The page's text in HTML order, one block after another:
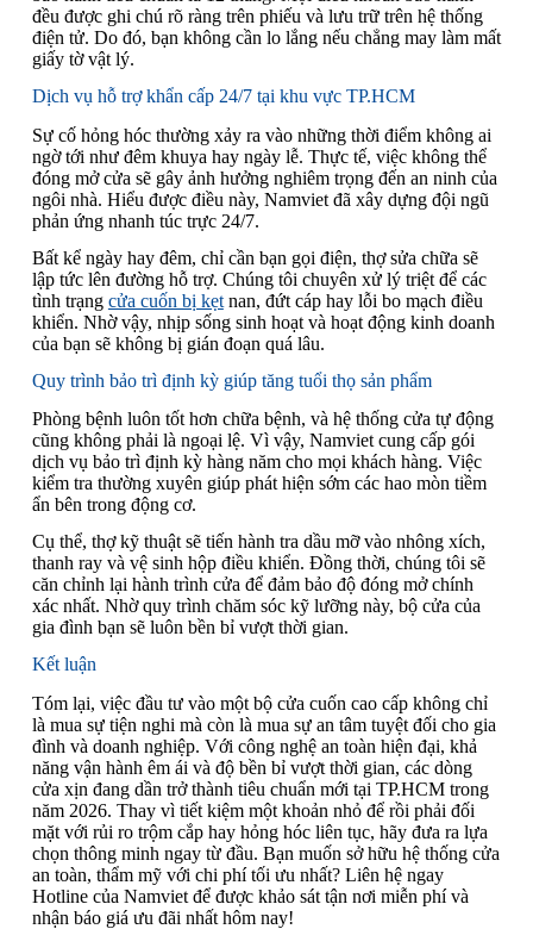
đều được ghi chú rõ ràng trên phiếu và lưu trữ trên hệ thống
điện tử. Do đó, bạn không cần lo lắng nếu chẳng may làm mất
giấy tờ vật lý.
Dịch vụ hỗ trợ khẩn cấp 24/7 tại khu vực TP.HCM
Sự cố hỏng hóc thường xảy ra vào những thời điểm không ai
ngờ tới như đêm khuya hay ngày lễ. Thực tế, việc không thể
đóng mở cửa sẽ gây ảnh hưởng nghiêm trọng đến an ninh của
ngôi nhà. Hiểu được điều này, Namviet đã xây dựng đội ngũ
phản ứng nhanh túc trực 24/7.
Bất kể ngày hay đêm, chỉ cần bạn gọi điện, thợ sửa chữa sẽ
lập tức lên đường hỗ trợ. Chúng tôi chuyên xử lý triệt để các
tình trạng cửa cuốn bị kẹtnan, đứt cáp hay lỗi bo mạch điều
khiển. Nhờ vậy, nhịp sống sinh hoạt và hoạt động kinh doanh
của bạn sẽ không bị gián đoạn quá lâu.
Quy trình bảo trì định kỳ giúp tăng tuổi thọ sản phẩm
Phòng bệnh luôn tốt hơn chữa bệnh, và hệ thống cửa tự động
cũng không phải là ngoại lệ. Vì vậy, Namviet cung cấp gói
dịch vụ bảo trì định kỳ hàng năm cho mọi khách hàng. Việc
kiểm tra thường xuyên giúp phát hiện sớm các hao mòn tiềm
ẩn bên trong động cơ.
Cụ thể, thợ kỹ thuật sẽ tiến hành tra dầu mỡ vào nhông xích,
thanh ray và vệ sinh hộp điều khiển. Đồng thời, chúng tôi sẽ
căn chỉnh lại hành trình cửa để đảm bảo độ đóng mở chính
xác nhất. Nhờ quy trình chăm sóc kỹ lưỡng này, bộ cửa của
gia đình bạn sẽ luôn bền bỉ vượt thời gian.
Kết luận
Tóm lại, việc đầu tư vào một bộ cửa cuốn cao cấp không chỉ
là mua sự tiện nghi mà còn là mua sự an tâm tuyệt đối cho gia
đình và doanh nghiệp. Với công nghệ an toàn hiện đại, khả
năng vận hành êm ái và độ bền bỉ vượt thời gian, các dòng
cửa xịn đang dần trở thành tiêu chuẩn mới tại TP.HCM trong
năm 2026. Thay vì tiết kiệm một khoản nhỏ để rồi phải đối
mặt với rủi ro trộm cắp hay hỏng hóc liên tục, hãy đưa ra lựa
chọn thông minh ngay từ đầu. Bạn muốn sở hữu hệ thống cửa
an toàn, thẩm mỹ với chi phí tối ưu nhất? Liên hệ ngay
Hotline của Namviet để được khảo sát tận nơi miễn phí và
nhận báo giá ưu đãi nhất hôm nay!